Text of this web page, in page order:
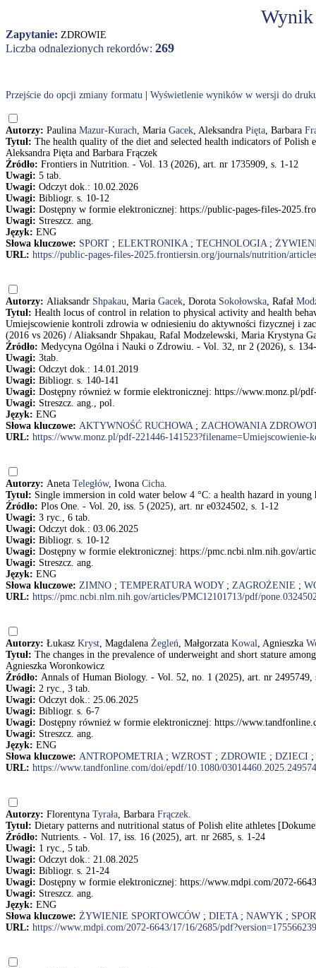
Zapytanie: ZDROWIE
Liczba odnalezionych rekordów: 269
Przejście do opcji zmiany formatu Wyświetlenie wyników w wersji do
Autorzy: Paulina Mazur-Kurach, Maria Gacek, Aleksandra Pięta, Barbara
Tytuł: The health quality of the diet and selected health indicators of
Aleksandra Pięta and Barbara Frączek
Źródło: Frontiers in Nutrition. - Vol. 13 (2026), art. nr 1735909, s. 1-12
Uwagi: 5 tab.
Uwagi: Odczyt dok.: 10.02.2026
Uwagi: Bibliogr. s. 10-12
Uwagi: Dostępny w formie elektronicznej: https://public-pages-files-
Uwagi: Streszcz. ang.
Język: ENG
Słowa kluczowe: SPORT ; ELEKTRONIKA; TECHNOLOGIA;
URL: https://public-pages-files-2025.frontiersin.org/journals/nutrition/
Autorzy: Aliaksandr Shpakau, Maria Gacek, Dorota Sokołowska, Rafał
Tytuł: Health locus of control in relation to physical activity and health
Umiejscowienie kontroli zdrowia w odniesieniu do aktywności fizycznej i
(2016 vs 2026) / Aliaksandr Shpakau, Rafal Modzelewski, Maria Krystyna
Źródło: Medycyna Ogólna i Nauki o Zdrowiu. - Vol. 32, nr 2 (2026), s.
Uwagi: 3tab.
Uwagi: Odczyt dok.: 14.01.2019
Uwagi: Bibliogr. s. 140-141
Uwagi: Dostępny również w formie elektronicznej: https://www.monz.pl/
Uwagi: Streszcz. ang., pol.
Język: ENG
Słowa kluczowe: AKTYWNOŚĆ RUCHOWA; ZACHOWANIA
URL: https://www.monz.pl/pdf-221446-141523?filename=Umiejscowienie-
Autorzy: Aneta Teległów, Iwona Cicha.
Tytuł: Single immersion in cold water below 4 °C: a health hazard in
Źródło: Plos One. - Vol. 20, iss. 5 (2025), art. nr e0324502, s. 1-12
Uwagi: 3 ryc., 6 tab.
Uwagi: Odczyt dok.: 03.06.2025
Uwagi: Bibliogr. s. 10-12
Uwagi: Dostępny w formie elektronicznej: https://pmc.ncbi.nlm.nih.gov/
Uwagi: Streszcz. ang.
Język: ENG
Słowa kluczowe: ZIMNO ; TEMPERATURA WODY; ZAGROŻENIE ;
URL: https://pmc.ncbi.nlm.nih.gov/articles/PMC12101713/pdf/
Autorzy: Łukasz Kryst, Magdalena Żegleń, Małgorzata Kowal, Agnieszka
Tytuł: The changes in the prevalence of underweight and short stature
Agnieszka Woronkowicz
Źródło: Annals of Human Biology. - Vol. 52, no. 1 (2025), art. nr 2495749,
Uwagi: 2 ryc., 3 tab.
Uwagi: Odczyt dok.: 25.06.2025
Uwagi: Bibliogr. s. 6-7
Uwagi: Dostępny również w formie elektronicznej: https://
Uwagi: Streszcz. ang.
Język: ENG
Słowa kluczowe: ANTROPOMETRIA; WZROST ; ZDROWIE ; DZIECI ;
URL: https://www.tandfonline.com/doi/epdf/10.1080/
Autorzy: Florentyna Tyrała, Barbara Frączek.
Tytuł: Dietary patterns and nutritional status of Polish elite athletes
Źródło: Nutrients. - Vol. 17, iss. 16 (2025), art. nr 2685, s. 1-24
Uwagi: 1 ryc., 5 tab.
Uwagi: Odczyt dok.: 21.08.2025
Uwagi: Bibliogr. s. 21-24
Uwagi: Dostępny w formie elektronicznej: https://www.mdpi.com/2072-
Uwagi: Streszcz. ang.
Język: ENG
Słowa kluczowe: ŻYWIENIE SPORTOWCÓW ; DIETA; NAWYK ;
URL: https://www.mdpi.com/2072-6643/17/16/2685/